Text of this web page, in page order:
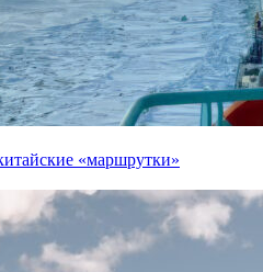
«маршрутки»